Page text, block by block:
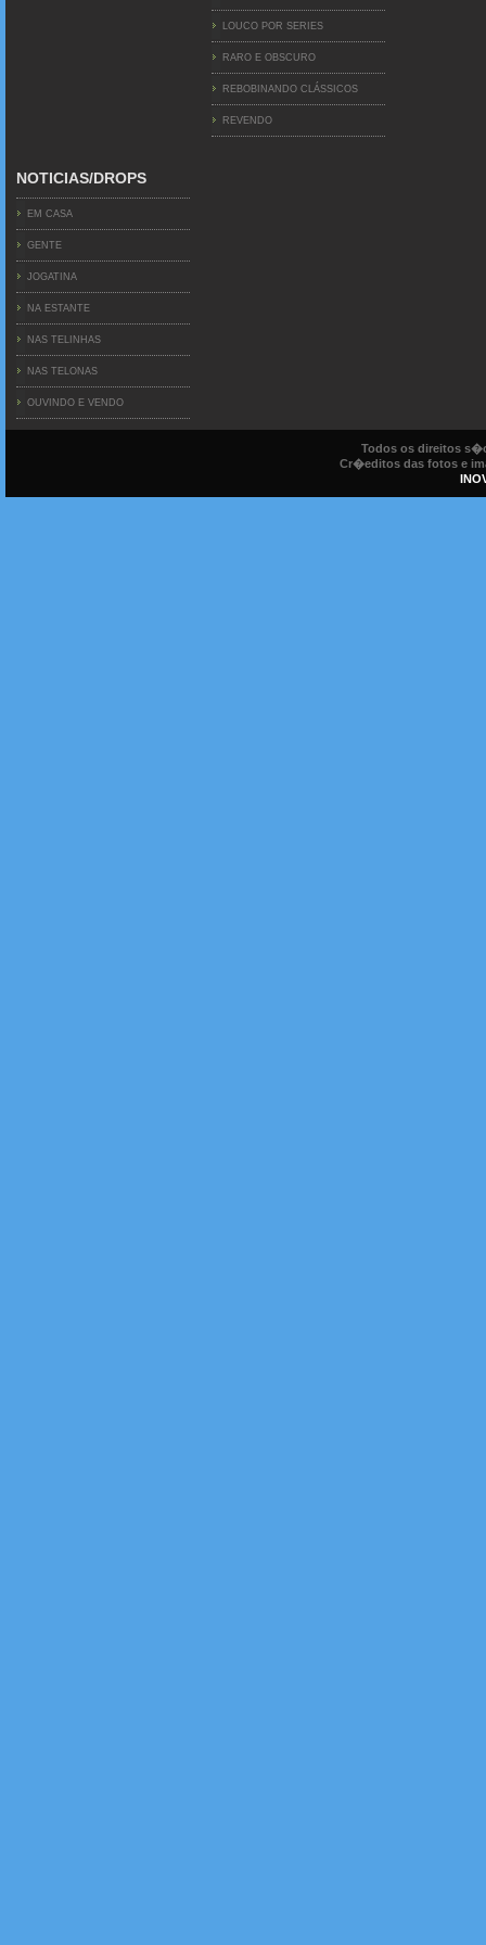
LOUCO POR SERIES
RARO E OBSCURO
REBOBINANDO CLÁSSICOS
REVENDO
NOTICIAS/DROPS
EM CASA
GENTE
JOGATINA
NA ESTANTE
NAS TELINHAS
NAS TELONAS
OUVINDO E VENDO
Todos os direitos
Cr�editos das fotos e